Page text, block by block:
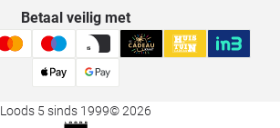
Betaal veilig met
Loods 5 sinds 1999© 2026